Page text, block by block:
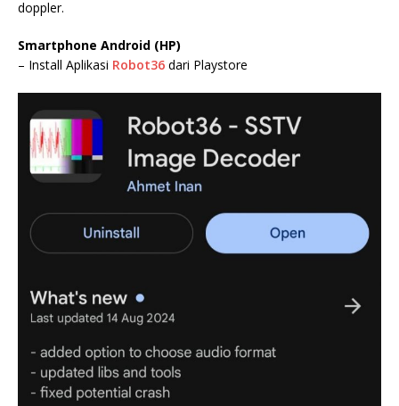
doppler.
Smartphone Android (HP)
– Install Aplikasi Robot36 dari Playstore